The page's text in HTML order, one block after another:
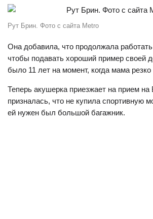
Рут Брин. Фото с сайта Metro
Она добавила, что продолжала
чтобы подавать хороший пример своей
было 11 лет на момент, когда мама резко
Теперь акушерка приезжает на прием
призналась, что не купила спортивную
ей нужен был большой багажник.